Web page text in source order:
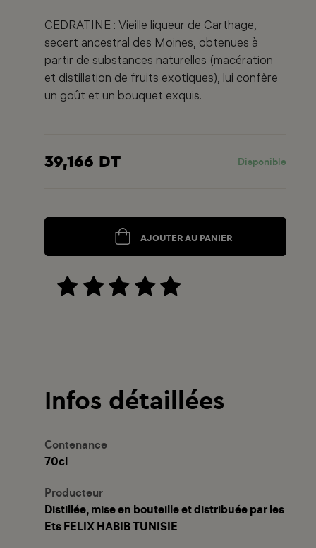
CEDRATINE : Vieille liqueur de Carthage,
secert ancestral des Moines, obtenues à
partir de substances naturelles (macération
et distillation de fruits exotiques), lui confère
un goût et un bouquet exquis.
39,166 DT Disponible
AJOUTER AU PANIER
Infos détaillées
Contenance
70cl
Producteur
Distillée, mise en bouteille et distribuée par les
Ets FELIX HABIB TUNISIE